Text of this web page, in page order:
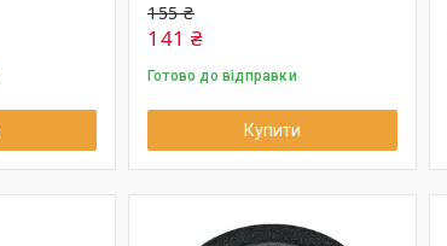
155 ₴
141 ₴
Готово до відправки
Купити